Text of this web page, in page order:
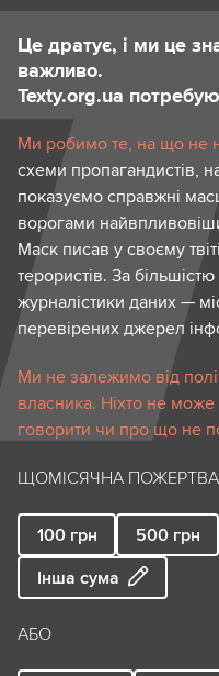
Це дратує, і ми це
важливо.
Texty.org.ua
Ми робимо те, на що не
схеми пропагандистів,
показуємо справжні
ворогами
Маск писав у своєму
терористів. За
журналістики даних —
перевірених джерел
Ми не залежимо від
власника. Ніхто не
говорити чи про що не
ЩОМІСЯЧНА ПОЖЕРТВА
100 грн 500 грн
Інша сума
АБО